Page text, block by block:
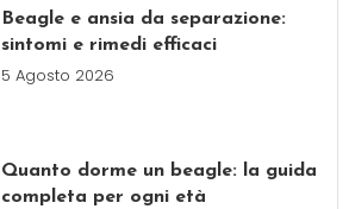
Beagle e ansia da separazione:
sintomi e rimedi efficaci
5 Agosto 2026
Quanto dorme un beagle: la guida
completa per ogni età